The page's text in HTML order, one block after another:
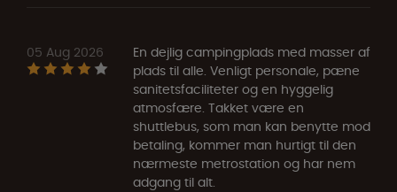
05 Aug 2026
En dejlig campingplads med masser af
plads til alle. Venligt personale, pæne
sanitetsfaciliteter og en hyggelig
atmosfære. Takket være en
shuttlebus, som man kan benytte mod
betaling, kommer man hurtigt til den
nærmeste metrostation og har nem
adgang til alt.